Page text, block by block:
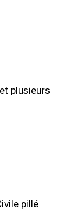
plusieurs
pillé